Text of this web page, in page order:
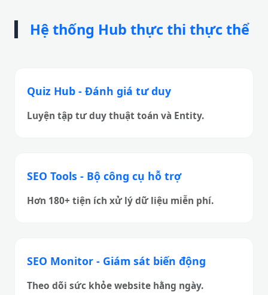
Hệ thống Hub thực thi thực thể
Quiz Hub - Đánh giá tư duy
Luyện tập tư duy thuật toán và Entity.
SEO Tools - Bộ công cụ hỗ trợ
Hơn 180+ tiện ích xử lý dữ liệu miễn phí.
SEO Monitor - Giám sát biến động
Theo dõi sức khỏe website hằng ngày.